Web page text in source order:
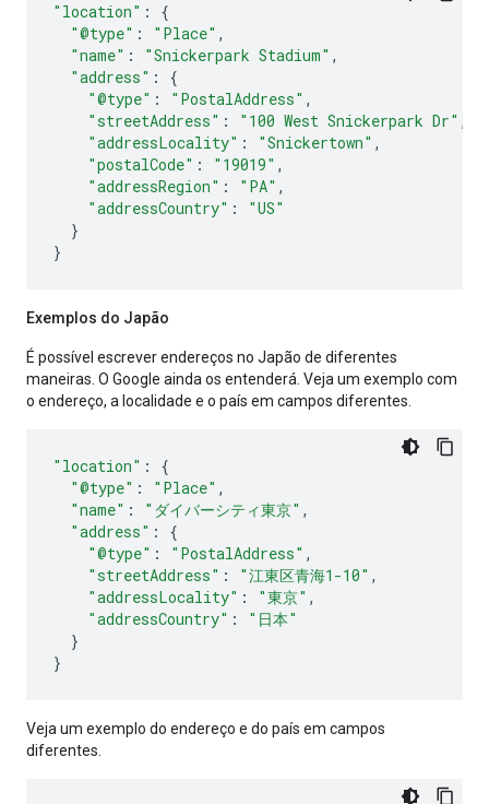
"location" :
{
"@type" : "Place" ,
"name" : "Snickerpark Stadium" ,
"address" :
{
"@type" : "PostalAddress" ,
"streetAddress" : "100 West Snickerpark Dr" ,
"addressLocality" : "Snickertown" ,
"postalCode" : "19019" ,
"addressRegion" : "PA" ,
"addressCountry" :
"US"
}
}
Exemplos do Japão
É possível escrever endereços no Japão de diferentes
maneiras. O Google ainda os entenderá. Veja um exemplo com
o endereço, a localidade e o país em campos diferentes.
"location" :
{
"@type" : "Place" ,
"name" : "ダイバーシティ東京" ,
"address" :
{
"@type" : "PostalAddress" ,
"streetAddress" : "江東区青海1-10" ,
"addressLocality" : "東京" ,
"addressCountry" :
"日本"
}
}
Veja um exemplo do endereço e do país em campos
diferentes.